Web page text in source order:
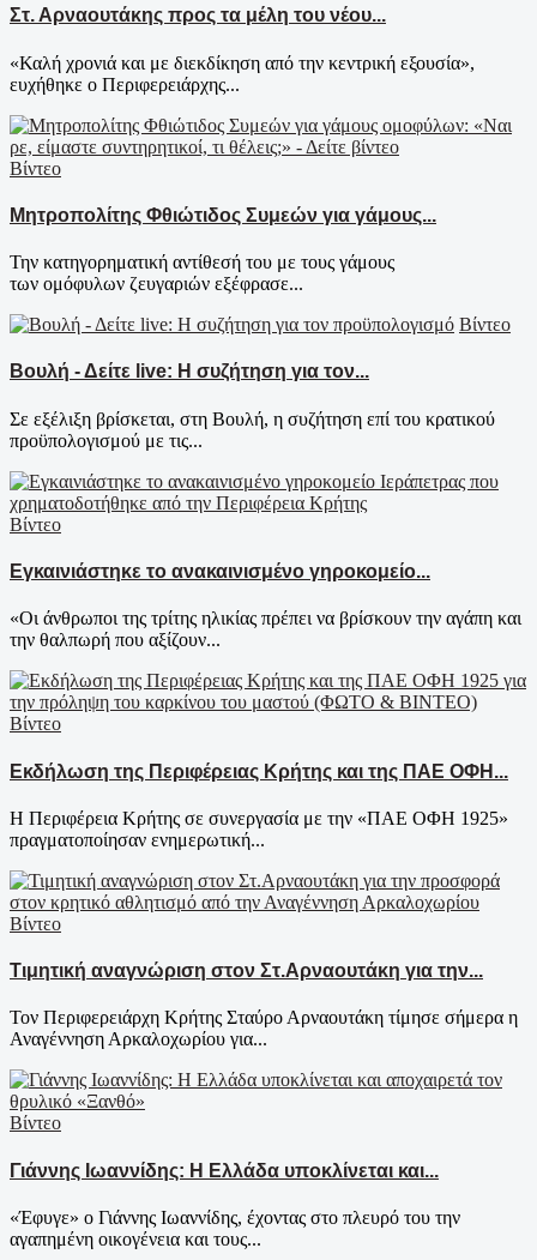
Στ. Αρναουτάκης προς τα μέλη του νέου...
«Καλή χρονιά και με διεκδίκηση από την κεντρική εξουσία»,
ευχήθηκε ο Περιφερειάρχης...
Βίντεο
Μητροπολίτης Φθιώτιδος Συμεών για γάμους...
Την κατηγορηματική αντίθεσή του με τους γάμους
των ομόφυλων ζευγαριών εξέφρασε...
Βίντεο
Βουλή - Δείτε live: Η συζήτηση για τον...
Σε εξέλιξη βρίσκεται, στη Βουλή, η συζήτηση επί του κρατικού
προϋπολογισμού με τις...
Βίντεο
Εγκαινιάστηκε το ανακαινισμένο γηροκομείο...
«Οι άνθρωποι της τρίτης ηλικίας πρέπει να βρίσκουν την αγάπη και
την θαλπωρή που αξίζουν...
Βίντεο
Εκδήλωση της Περιφέρειας Κρήτης και της ΠΑΕ ΟΦΗ...
H Περιφέρεια Κρήτης σε συνεργασία με την «ΠΑΕ ΟΦΗ 1925»
πραγματοποίησαν ενημερωτική...
Βίντεο
Τιμητική αναγνώριση στον Στ.Αρναουτάκη για την...
Τον Περιφερειάρχη Κρήτης Σταύρο Αρναουτάκη τίμησε σήμερα η
Αναγέννηση Αρκαλοχωρίου για...
Βίντεο
Γιάννης Ιωαννίδης: Η Ελλάδα υποκλίνεται και...
«Έφυγε» ο Γιάννης Ιωαννίδης, έχοντας στο πλευρό του την
αγαπημένη οικογένεια και τους...